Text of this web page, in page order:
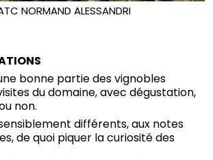
NORMAND ALESSANDRI
bonne partie des vignobles
du domaine, avec dégustation,
non.
différents, aux notes
de quoi piquer la curiosité des